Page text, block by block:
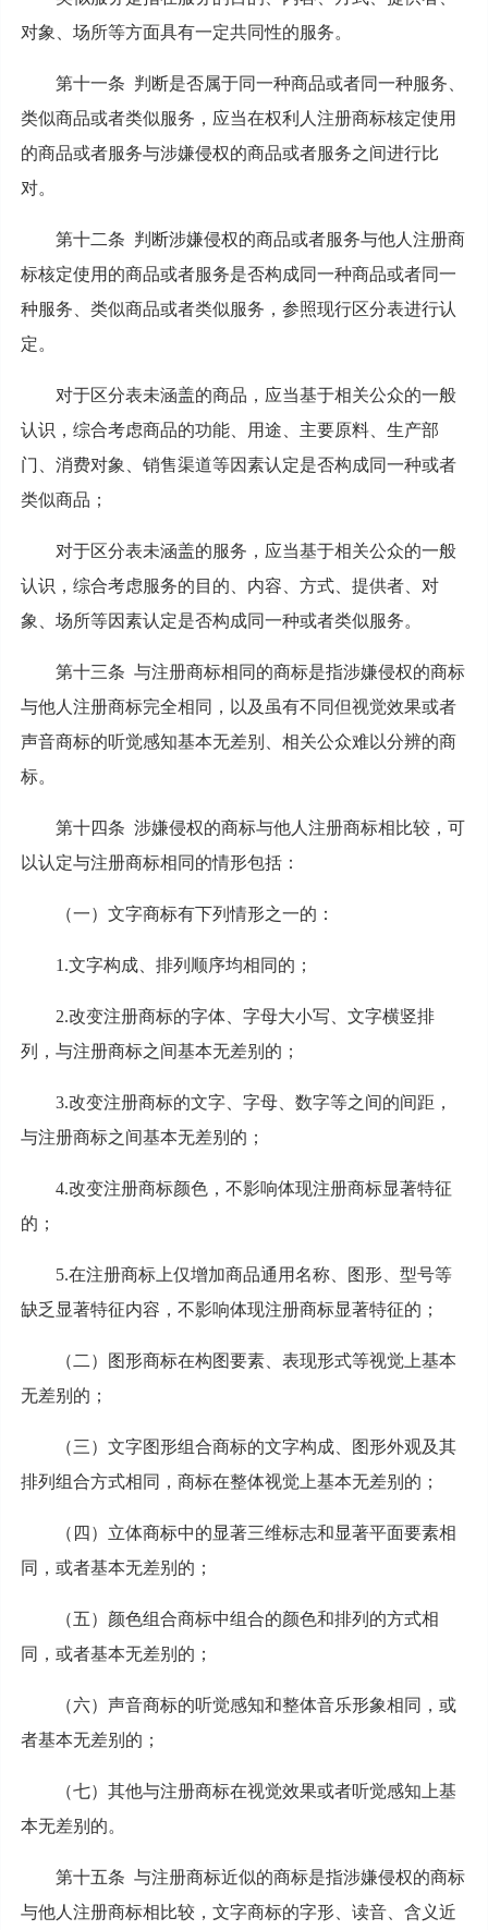
对象、场所等方面具有一定共同性的服务。
第十一条 判断是否属于同一种商品或者同一种服务、
类似商品或者类似服务，应当在权利人注册商标核定使用
的商品或者服务与涉嫌侵权的商品或者服务之间进行比
对。
第十二条 判断涉嫌侵权的商品或者服务与他人注册商
标核定使用的商品或者服务是否构成同一种商品或者同一
种服务、类似商品或者类似服务，参照现行区分表进行认
定。
对于区分表未涵盖的商品，应当基于相关公众的一般
认识，综合考虑商品的功能、用途、主要原料、生产部
门、消费对象、销售渠道等因素认定是否构成同一种或者
类似商品；
对于区分表未涵盖的服务，应当基于相关公众的一般
认识，综合考虑服务的目的、内容、方式、提供者、对
象、场所等因素认定是否构成同一种或者类似服务。
第十三条 与注册商标相同的商标是指涉嫌侵权的商标
与他人注册商标完全相同，以及虽有不同但视觉效果或者
声音商标的听觉感知基本无差别、相关公众难以分辨的商
标。
第十四条 涉嫌侵权的商标与他人注册商标相比较，可
以认定与注册商标相同的情形包括：
（一）文字商标有下列情形之一的：
1.文字构成、排列顺序均相同的；
2.改变注册商标的字体、字母大小写、文字横竖排
列，与注册商标之间基本无差别的；
3.改变注册商标的文字、字母、数字等之间的间距，
与注册商标之间基本无差别的；
4.改变注册商标颜色，不影响体现注册商标显著特征
的；
5.在注册商标上仅增加商品通用名称、图形、型号等
缺乏显著特征内容，不影响体现注册商标显著特征的；
（二）图形商标在构图要素、表现形式等视觉上基本
无差别的；
（三）文字图形组合商标的文字构成、图形外观及其
排列组合方式相同，商标在整体视觉上基本无差别的；
（四）立体商标中的显著三维标志和显著平面要素相
同，或者基本无差别的；
（五）颜色组合商标中组合的颜色和排列的方式相
同，或者基本无差别的；
（六）声音商标的听觉感知和整体音乐形象相同，或
者基本无差别的；
（七）其他与注册商标在视觉效果或者听觉感知上基
本无差别的。
第十五条 与注册商标近似的商标是指涉嫌侵权的商标
与他人注册商标相比较，文字商标的字形、读音、含义近